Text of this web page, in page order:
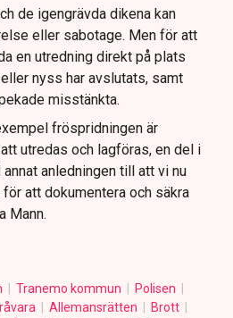
de igengrävda dikena kan
eller sabotage. Men för att
en utredning direkt på plats
nyss har avslutats, samt
misstänkta.
fröspridningen är
utredas och lagföras, en del i
anledningen till att vi nu
för att dokumentera och säkra
Mann.
Tranemo kommun
Polisen
Allemansrätten
Brott